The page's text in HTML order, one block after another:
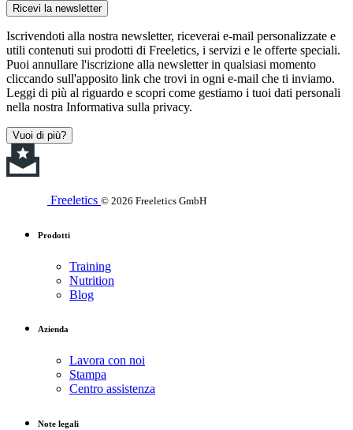
Ricevi la newsletter
Iscrivendoti alla nostra newsletter, riceverai e-mail personalizzate e
utili contenuti sui prodotti di Freeletics, i servizi e le offerte speciali.
Puoi annullare l'iscrizione alla newsletter in qualsiasi momento
cliccando sull'apposito link che trovi in ogni e-mail che ti inviamo.
Leggi di più al riguardo e scopri come gestiamo i tuoi dati personali
nella nostra Informativa sulla privacy.
Vuoi di più?
Freeletics © 2026 Freeletics GmbH
Prodotti
Training
Nutrition
Blog
Azienda
Lavora con noi
Stampa
Centro assistenza
Note legali